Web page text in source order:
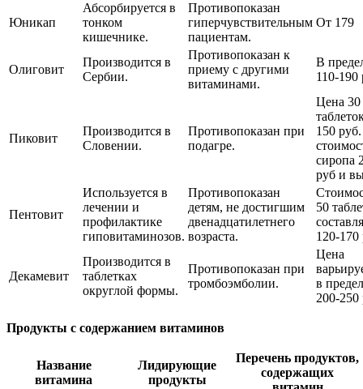
Юникап
Абсорбируется в
тонком
кишечнике.
Противопоказан
гиперчувствительным
пациентам.
От 179
Олиговит
Производится в
Сербии.
Противопоказан к
приему с другими
витаминами.
В
110-190
Пиковит
Производится в
Словении.
Противопоказан при
подагре.
Цена 30
150 руб.
сиропа
руб и
Пентовит
Используется в
лечении и
профилактике
гиповитаминозов.
Противопоказан
детям, не достигшим
двенадцатилетнего
возраста.
50
120-170
Декамевит
Производится в
таблетках
округлой формы.
Противопоказан при
тромбоэмболии.
Цена
в
200-250
Продукты с содержанием витаминов
Название
витамина
Лидирующие
продукты
Перечень продуктов,
содержащих